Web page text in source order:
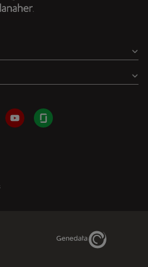
YouTubeGlassdoor
Genedata Link